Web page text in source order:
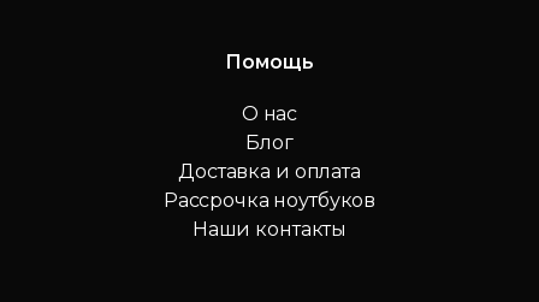
Помощь
О нас
Блог
Доставка и оплата
Рассрочка ноутбуков
Наши контакты